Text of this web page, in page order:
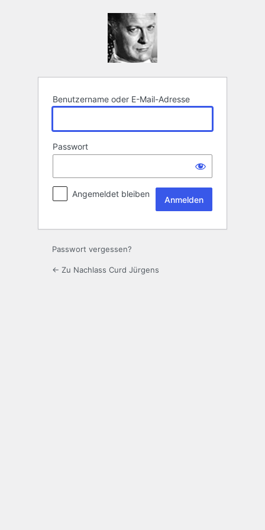
Benutzername oder E-Mail-Adresse
Passwort
Angemeldet bleiben
Passwort vergessen?
← Zu Nachlass Curd Jürgens